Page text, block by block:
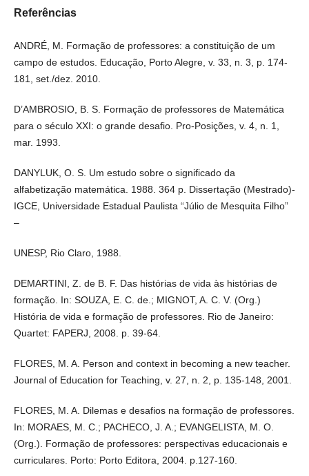
ANDRÉ, M. Formação de professores: a constituição de um
set./dez. 2010.
D’AMBROSIO, B. S. Formação de professores de Matemática para
DANYLUK, O. S. Um estudo sobre o significado da alfabetização
matemática. 1988. 364 p. Dissertação (Mestrado)- IGCE,
UNESP, Rio Claro, 1988.
vida e formação de professores. Rio de Janeiro: Quartet: FAPERJ,
FLORES, M. A. Person and context in becoming a new teacher.
Journal of Education for Teaching, v. 27, n. 2, p. 135-148, 2001.
MORAES, M. C.; PACHECO, J. A.; EVANGELISTA, M. O. (Org.).
Formação de professores: perspectivas educacionais e
FLORES, M. A.; DAY, C. Contexts which shape and reshape new
teachers’ identities: a multi-perspective study. Teaching and
Teacher Education, v. 22, n. 2, p. 219-232, 2006.